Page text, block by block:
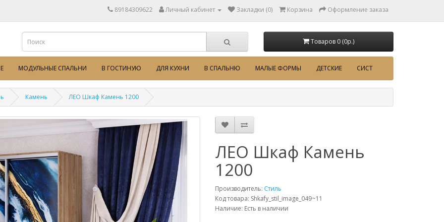
89184309622 Личный кабинет Закладки (0) Корзина Оформление заказа
Товаров 0 (0p.)
МОДУЛЬНЫЕ СПАЛЬНИ В ГОСТИНУЮ ДЛЯ КУХНИ В СПАЛЬНЮ МАЛЫЕ ФОРМЫ ДЕТСКИЕ СИСТ
Камень ЛЕО Шкаф Камень 1200
ЛЕО Шкаф Камень
1200
Производитель: Стиль
Код товара: Shkafy_stil_image_049~11
Наличие: Есть в наличии